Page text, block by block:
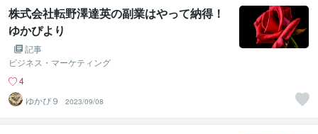
株式会社転野澤達英の副業はやって納得！
ゆかぴより
記事
ビジネス・マーケティング
4
ゆかぴ９
2023/09/08